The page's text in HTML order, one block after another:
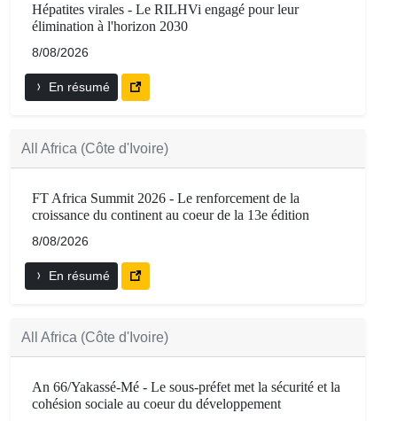
Hépatites virales - Le RILHVi engagé pour leur
élimination à l'horizon 2030
8/08/2026
En résumé
All Africa (Côte d'Ivoire)
FT Africa Summit 2026 - Le renforcement de la
croissance du continent au coeur de la 13e édition
8/08/2026
En résumé
All Africa (Côte d'Ivoire)
An 66/Yakassé-Mé - Le sous-préfet met la sécurité et la
cohésion sociale au coeur du développement